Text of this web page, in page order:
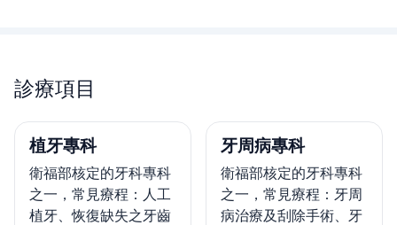
診療項目
植牙專科
衛福部核定的牙科專科
之一，常見療程：人工
植牙、恢復缺失之牙齒
牙周病專科
衛福部核定的牙科專科
之一，常見療程：牙周
病治療及刮除手術、牙